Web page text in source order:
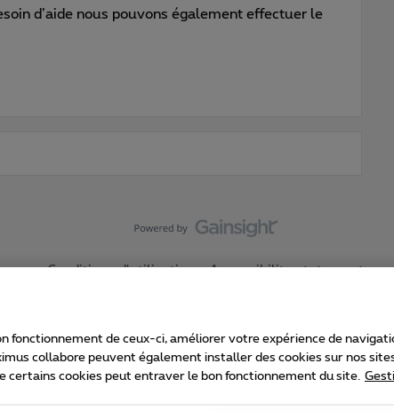
d’aide nous pouvons également effectuer le
Conditions d'utilisation Accessibility statement
Proximus
fonctionnement de ceux-ci, améliorer votre expérience de
collabore peuvent également installer des cookies sur nos
certains cookies peut entraver le bon fonctionnement du site.